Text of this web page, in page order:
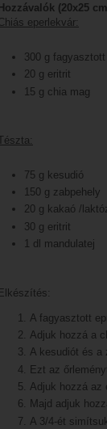
Hozzávalók (20x25
eperlekvár:
300 g
20 g eritrit
15 g chia mag
75 g kesudió
150 g zabpehely
20 g kakaó /
30 g eritrit
1 dl mandulatej
A fagyasztott
Adjuk hozzá a
A kesudiót és a
Ezt az
Adjuk hozzá az
Majd adjuk
A 3/4-ét